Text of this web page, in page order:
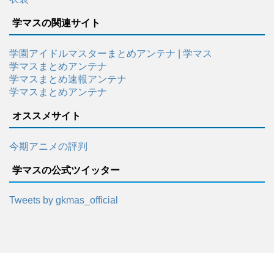
学マスの関連サイト
学園アイドルマスターまとめアンテナ | 学マス
学マスまとめアンテナ
学マスまとめ速報アンテナ
学マスまとめアンテナ
オススメサイト
今期アニメの評判
学マスの公式ツイッター
Tweets by gkmas_official